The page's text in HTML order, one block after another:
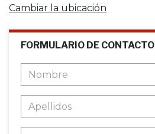
Cambiar la ubicación
FORMULARIO DE CONTACTO